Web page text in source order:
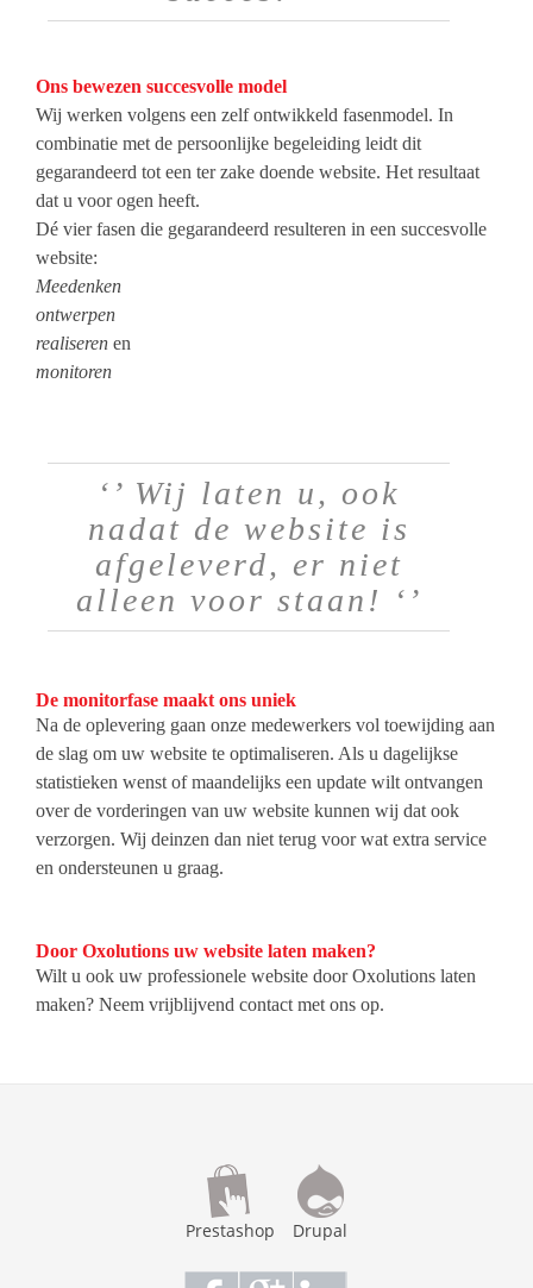
Ons bewezen succesvolle model
Wij werken volgens een zelf ontwikkeld fasenmodel. In
combinatie met de persoonlijke begeleiding leidt dit
gegarandeerd tot een ter zake doende website. Het resultaat
dat u voor ogen heeft.
Dé vier fasen die gegarandeerd resulteren in een succesvolle
website:
Meedenken
ontwerpen
realiseren en
monitoren
‘’ Wij laten u, ook
nadat de website is
afgeleverd, er niet
alleen voor staan! ‘’
De monitorfase maakt ons uniek
Na de oplevering gaan onze medewerkers vol toewijding aan
de slag om uw website te optimaliseren. Als u dagelijkse
statistieken wenst of maandelijks een update wilt ontvangen
over de vorderingen van uw website kunnen wij dat ook
verzorgen. Wij deinzen dan niet terug voor wat extra service
en ondersteunen u graag.
Door Oxolutions uw website laten maken?
Wilt u ook uw professionele website door Oxolutions laten
maken? Neem vrijblijvend contact met ons op.
Prestashop Drupal